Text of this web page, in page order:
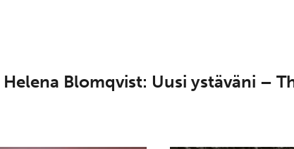
Blomqvist: Uusi ystäväni –